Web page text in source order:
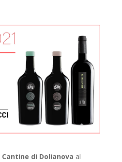
Cantine di Dolianova al